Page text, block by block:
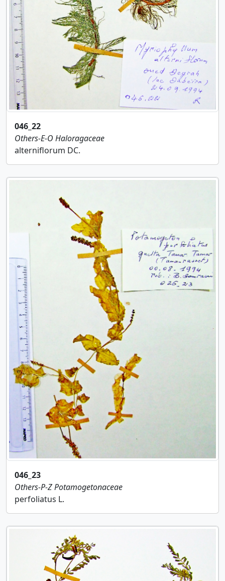
046_22
Others-E-O Haloragaceae
alterniflorum DC.
046_23
Others-P-ZPotamogetonaceae
perfoliatus L.